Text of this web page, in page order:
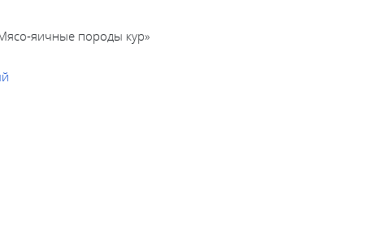
яичные породы кур»